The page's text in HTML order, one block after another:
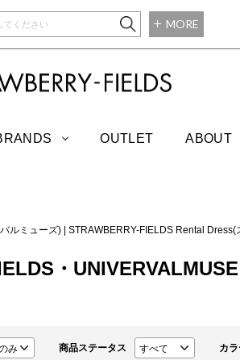
MORE
OUTLET ABOUT
ルミューズ) STRAWBERRY-FIELDS Rental
・
商品ステータス カ